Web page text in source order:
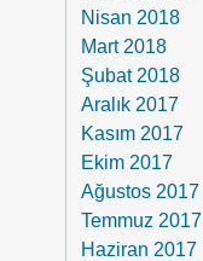
Nisan 2018
Mart 2018
Şubat 2018
Aralık 2017
Kasım 2017
Ekim 2017
Ağustos 2017
Temmuz 2017
Haziran 2017